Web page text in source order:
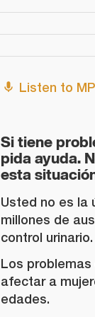
Listen to
Si tiene
pida ayuda.
esta
Usted no es la
millones de
control urinario.
Los problemas
afectar a
edades.